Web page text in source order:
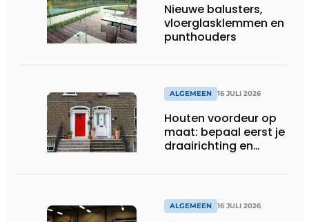
Nieuwe balusters,
vloerglasklemmen en
punthouders
ALGEMEEN 16 JULI 2026
Houten voordeur op
maat: bepaal eerst je
draairichting en
ALGEMEEN 16 JULI 2026